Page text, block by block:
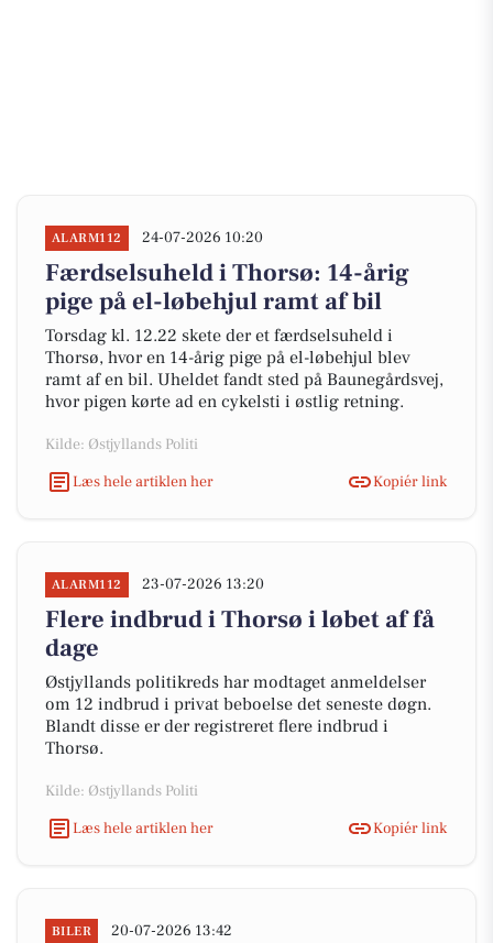
ALARM112 24-07-2026 10:20
Færdselsuheld i Thorsø: 14-årig
pige på el-løbehjul ramt af bil
Torsdag kl. 12.22 skete der et færdselsuheld i
Thorsø, hvor en 14-årig pige på el-løbehjul blev
ramt af en bil. Uheldet fandt sted på Baunegårdsvej,
hvor pigen kørte ad en cykelsti i østlig retning.
Kilde: Østjyllands Politi
Læs hele artiklen her
Kopiér link
ALARM112 23-07-2026 13:20
Flere indbrud i Thorsø i løbet af få
dage
Østjyllands politikreds har modtaget anmeldelser
om 12 indbrud i privat beboelse det seneste døgn.
Blandt disse er der registreret flere indbrud i
Thorsø.
Kilde: Østjyllands Politi
Læs hele artiklen her
Kopiér link
BILER 20-07-2026 13:42